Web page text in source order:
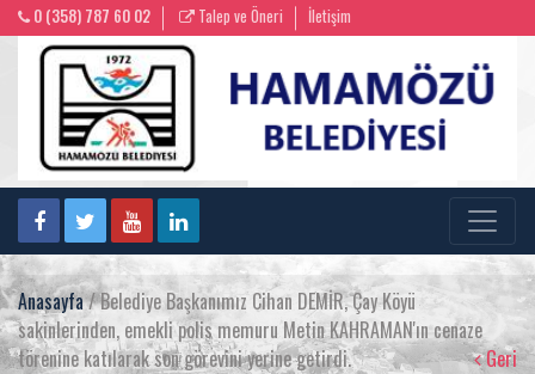
0 (358) 787 60 02 Talep ve Öneri İletişim
Anasayfa/ Belediye Başkanımız Cihan DEMİR, Çay Köyü
sakinlerinden, emekli polis memuru Metin KAHRAMAN'ın cenaze
törenine katılarak son görevini yerine getirdi.
Geri